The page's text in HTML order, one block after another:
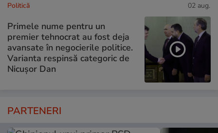
Politică 02 aug.
Primele nume pentru un
premier tehnocrat au fost deja
avansate în negocierile politice.
Varianta respinsă categoric de
Nicușor Dan
PARTENERI